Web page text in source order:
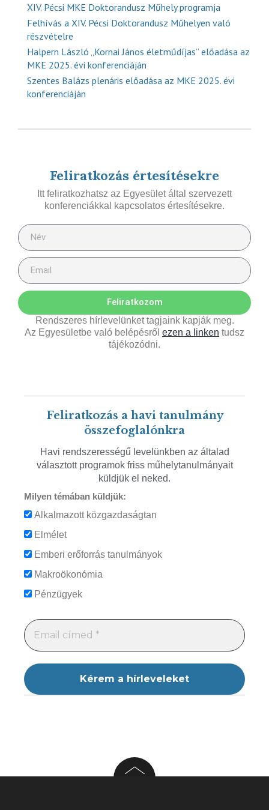
XIV. Pécsi MKE Doktorandusz Műhely programja
Felhívás a XIV. Pécsi Doktorandusz Műhelyen való
részvételre
Halpern László „Kornai János életműdíjas” előadása az
MKE 2025. évi konferenciáján
Szentes Balázs plenáris előadása az MKE 2025. évi
konferenciáján
Feliratkozás értesítésekre
Itt feliratkozhatsz az Egyesület által szervezett
konferenciákkal kapcsolatos értesítésekre.
Feliratkozom
Rendszeres hírlevelünket tagjaink kapják meg.
Az Egyesületbe való belépésről ezen a linken tudsz
tájékozódni.
Feliratkozás a havi tanulmány
összefoglalónkra
Havi rendszerességű levelünkben az általad
választott programok friss műhelytanulmányait
küldjük el neked.
Milyen témában küldjük:
Alkalmazott közgazdaságtan
Elmélet
Emberi erőforrás tanulmányok
Makroökonómia
Pénzügyek